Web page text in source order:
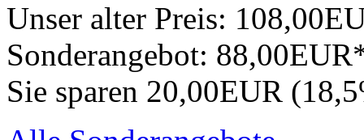
Unser alter Preis:
Sonderangebot:
Sie sparen 20,00EUR